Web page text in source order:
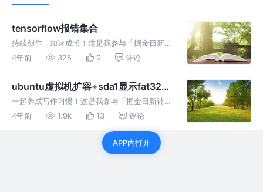
tensorflow报错集合
持续创作，加速成长！这是我参与「掘金日新计
划 · 6 月更文挑战」的第31天，点击查看活动详
‘tensorflow._api
4年前 325 9 评论
ubuntu虚拟机扩容+sda1显示fat32、
ext4在extends分区、调整大小按钮为
灰色怎么办
一起养成写作习惯！这是我参与「掘金日新计划
· 4 月更文挑战」的第27天，点击查看活动详
存个文件都显示磁盘容量不足，就很离谱🍍🍍🍍
4年前 1.9k 13 评论
APP内打开